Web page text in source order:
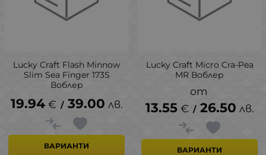
Lucky Craft Flash Minnow
Slim Sea Finger 173S
Воблер
19.94 € / 39.00 лв.
ВАРИАНТИ
Lucky Craft Micro Cra-Pea
MR Воблер
13.55 € / 26.50 лв.
ВАРИАНТИ